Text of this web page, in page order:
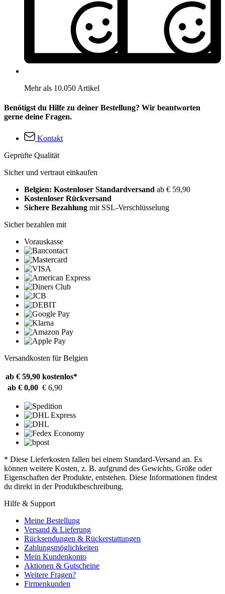
Mehr als 10.050 Artikel
Benötigst du Hilfe zu deiner Bestellung? Wir beantworten
gerne deine Fragen.
Kontakt
Geprüfte Qualität
Sicher und vertraut einkaufen
Belgien: Kostenloser Standardversand ab € 59,90
Kostenloser Rückversand
Sichere Bezahlung mit SSL-Verschlüsselung
Sicher bezahlen mit
Vorauskasse
Versandkosten für Belgien
ab € 59,90 kostenlos*
ab € 0,00 € 6,90
* Diese Lieferkosten fallen bei einem Standard-Versand an. Es
können weitere Kosten, z. B. aufgrund des Gewichts, Größe oder
Eigenschaften der Produkte, entstehen. Diese Informationen findest
du direkt in der Produktbeschreibung.
Hilfe & Support
Meine Bestellung
Versand & Lieferung
Rücksendungen & Rückerstattungen
Zahlungsmöglichkeiten
Mein Kundenkonto
Aktionen & Gutscheine
Weitere Fragen?
Firmenkunden